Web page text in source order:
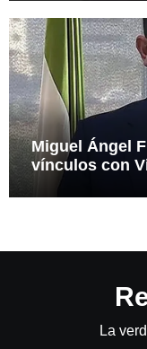
Miguel Ángel
vínculos con
La